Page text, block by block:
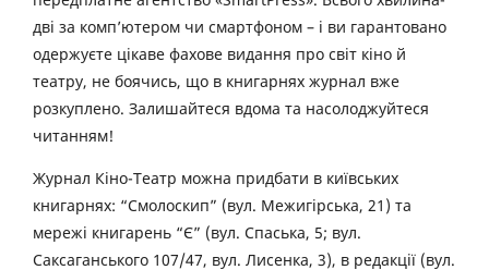
дві за комп’ютером чи смартфоном – і ви гарантовано
одержуєте цікаве фахове видання про світ кіно й
театру, не боячись, що в книгарнях журнал вже
розкуплено. Залишайтеся вдома та насолоджуйтеся
читанням!
Журнал Кіно-Театр можна придбати в київських
книгарнях: “Смолоскип” (вул. Межигірська, 21) та
мережі книгарень “Є” (вул. Спаська, 5; вул.
Саксаганського 107/47, вул. Лисенка, 3), в редакції (вул.